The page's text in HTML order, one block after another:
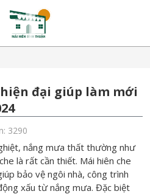
đại giúp làm mới
3290
nắng mưa thất thường như
là rất cần thiết. Mái hiên che
bảo vệ ngôi nhà, công trình
xấu từ nắng mưa. Đặc biệt